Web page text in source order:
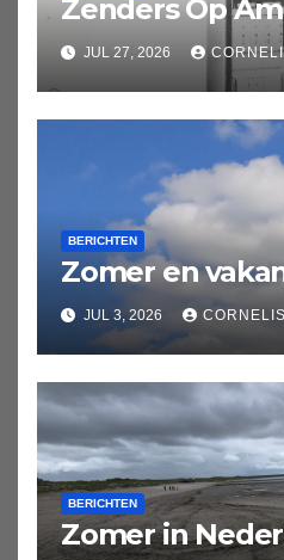
Zenders Op Am
JUL 27, 2026
BERICHTEN
Zomer en
JUL 3, 2026 CORNELIS
BERICHTEN
Zomer in